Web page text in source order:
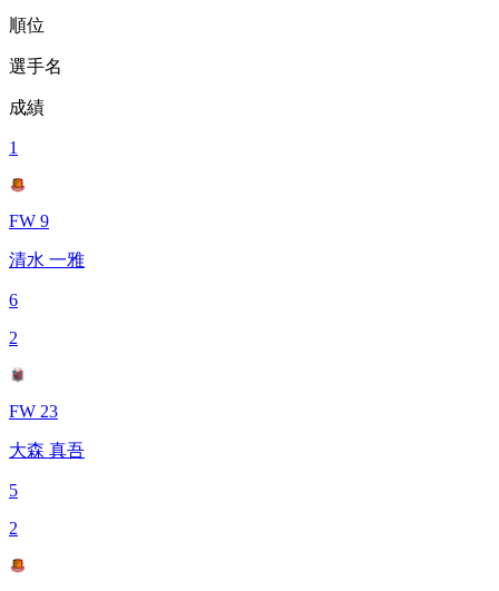
順位
選手名
成績
1
FW 9
清水 一雅
6
2
FW 23
大森 真吾
5
2